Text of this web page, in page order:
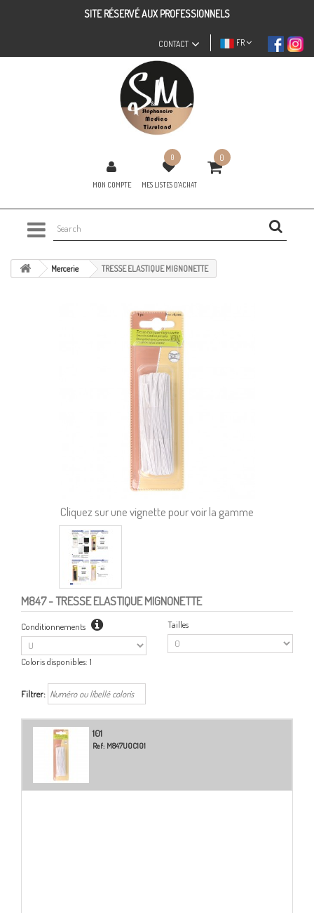
SITE RÉSERVÉ AUX PROFESSIONNELS
FR
CONTACT
MON COMPTE
0
MES LISTES D'ACHAT
0
Mercerie TRESSE ELASTIQUE MIGNONETTE
Cliquez sur une vignette pour voir la gamme
M847- TRESSE ELASTIQUE MIGNONETTE
Conditionnements Tailles
Coloris disponibles: 1
Filtrer:
101
Ref: M847U0C101